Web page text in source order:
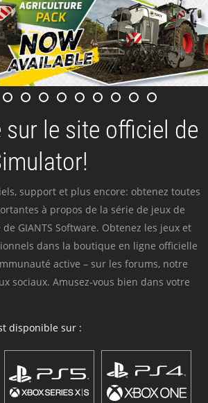
sur le site officiel de
support et plus encore: obtenez toutes
à propos de la série de jeux de
GIANTS Software. Obtenez les jeux et
dans la boutique en ligne officielle
active – sur les forums, notre
sociaux. Amusez-vous bien dans votre
disponible sur :